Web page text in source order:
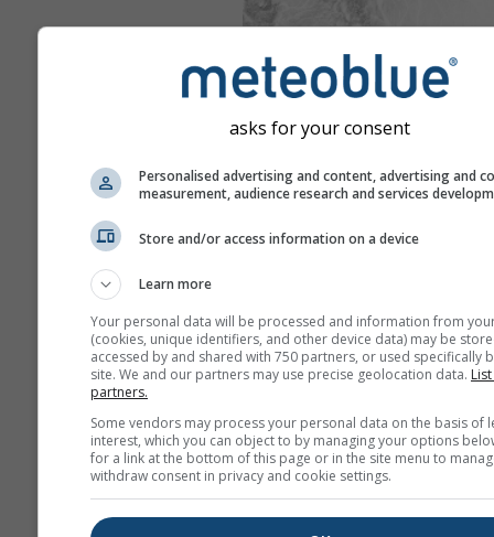
asks for your consent
Personalised advertising and content, advertising and
measurement, audience research and services
Store and/or access information on a device
Learn more
Your personal data will be processed and information from
(cookies, unique identifiers, and other device data) may be
accessed by and shared with 750 partners, or used specifically
site. We and our partners may use precise geolocation data.
partners.
Some vendors may process your personal data on the basis of
interest, which you can object to by managing your options
for a link at the bottom of this page or in the site menu to
withdraw consent in privacy and cookie settings.